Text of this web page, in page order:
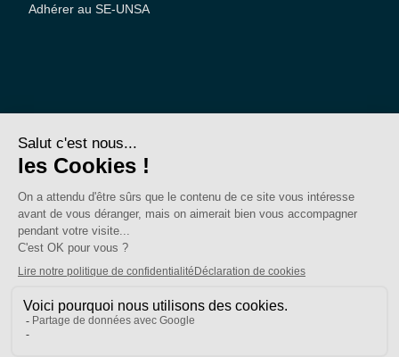
Adhérer au SE-UNSA
SE-Unsa est un syndicat de l’UNSA
Politique de confidentialité